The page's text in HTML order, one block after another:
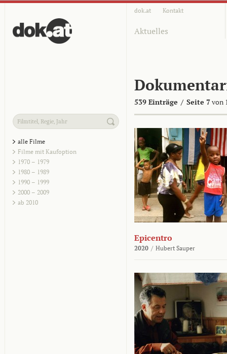
dok.at Kontakt
Aktuelles
539 Einträge / Seite 7von
alle Filme
Filme mit Kaufoption
1970 – 1979
1980 – 1989
1990 – 1999
2000 – 2009
ab 2010
Epicentro
2020 / Hubert Sauper